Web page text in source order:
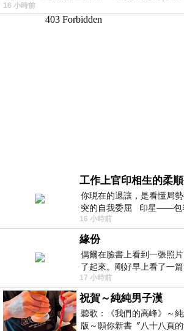
16 小時前
工作上官印相生的柔
你現在的退讓，是看懂局
突的自我委屈 印星——包
一步觀察，不會
16 小時前
緣份
偶爾在臉書上看到一張照
了起來。剛好早上看了一
的貼文，在回顧年輕時瘋狂
17 小時前
祝賀～純純男子漢
聽歌：《我們的高峰》～
版～願你新書〞八十八頁